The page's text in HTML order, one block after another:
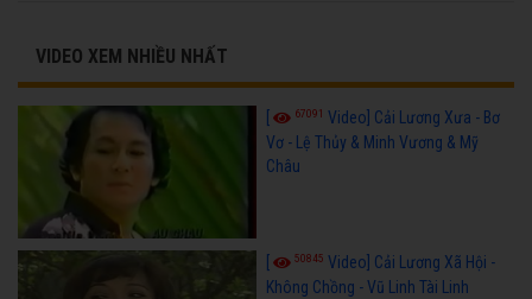
VIDEO XEM NHIỀU NHẤT
[ 67091 Video] Cải Lương Xưa - Bơ
Vơ - Lệ Thủy & Minh Vương & Mỹ
Châu
50845 Video] Cải Lương Xã Hội -
Không Chồng - Vũ Linh Tài Linh